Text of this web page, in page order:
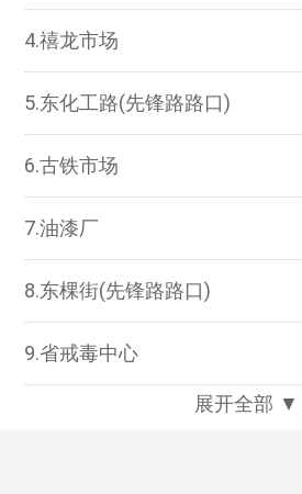
4.禧龙市场
5.东化工路(先锋路路口)
6.古铁市场
7.油漆厂
8.东棵街(先锋路路口)
9.省戒毒中心
展开全部 ▼